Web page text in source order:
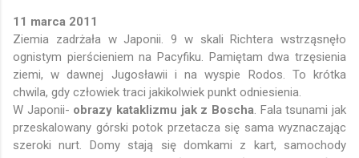
11 marca 2011
Ziemia zadrżała w Japonii. 9 w skali Richtera wstrząsnęło
ognistym pierścieniem na Pacyfiku. Pamiętam dwa trzęsienia
ziemi, w dawnej Jugosławii i na wyspie Rodos. To krótka
chwila, gdy człowiek traci jakikolwiek punkt odniesienia.
W Japonii- obrazy kataklizmu jak z Boscha . Fala tsunami jak
przeskalowany górski potok przetacza się sama wyznaczając
szeroki nurt. Domy stają się domkami z kart, samochody